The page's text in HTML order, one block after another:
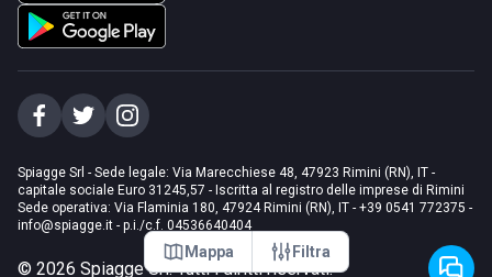
Mappa Filtra
Spiagge Srl - Sede legale: Via Marecchiese 48, 47923 Rimini (RN), IT -
capitale sociale Euro 31245,57 - Iscritta al registro delle imprese di Rimini
Sede operativa: Via Flaminia 180, 47924 Rimini (RN), IT - +39 0541 772375 -
info@spiagge.it - p.i./c.f. 04536640404
© 2026 Spiagge Srl. Tutti i diritti riservati.